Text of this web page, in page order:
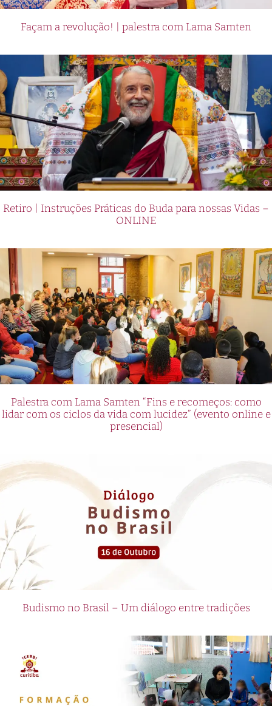
Façam a revolução! | palestra com Lama Samten
Retiro | Instruções Práticas do Buda para nossas Vidas –
ONLINE
Palestra com Lama Samten “Fins e recomeços: como
lidar com os ciclos da vida com lucidez” (evento online e
presencial)
Budismo no Brasil – Um diálogo entre tradições